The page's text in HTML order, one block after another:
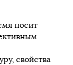
носит
свойства